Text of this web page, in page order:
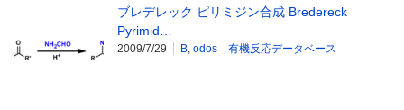
ブレデレック ピリミジン合成 Bredereck
Pyrimid…
2009/7/29 B, odos 有機反応データベース